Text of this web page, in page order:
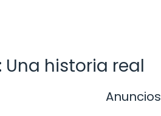
Una historia real
Anuncios